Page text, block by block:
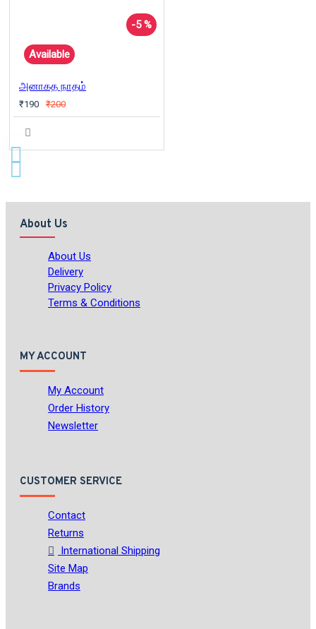
-5 %
Available
அனாகத நாதம்
₹190 ₹200
About Us
About Us
Delivery
Privacy Policy
Terms & Conditions
MY ACCOUNT
My Account
Order History
Newsletter
CUSTOMER SERVICE
Contact
Returns
International Shipping
Site Map
Brands